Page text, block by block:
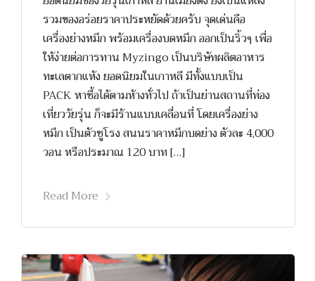
รวมของอร่อยราคาประหยัดด้วยครับ จุดเด่นคือ
เครื่องย่างหมึก พร้อมเครื่องบดหมึก ออกเป็นริ้วๆ เพื่อ
ให้ง่ายต่อการทาน Myzingo เป็นบริษัทผลิตอาหาร
ทะเลตากแห้ง ยอดนิยมในเกาหลี มีทั้งแบบเป็น
PACK หาซื้อได้ตามห้างทั่วไป ถ้าเป็นย่านสถานที่ท่อง
เที่ยววัยรุ่น ก็จะมีร้านแบบเคลื่อนที่ โดยเครื่องย่าง
หมึก เป็นตัวชูโรง สนนราคาหมึกบดย่าง ตัวละ 4,000
วอน หรือประมาณ 120 บาท […]
Read More